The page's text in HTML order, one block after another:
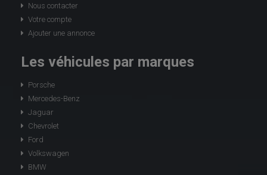
Nous contacter
Votre compte
Ajouter une annonce
Les véhicules par marques
Porsche
Mercedes-Benz
Jaguar
Chevrolet
Ford
Volkswagen
BMW